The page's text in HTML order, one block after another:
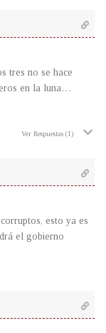
tres no se hace
en la luna…
Ver Respuestas (1)
esto ya es
el gobierno